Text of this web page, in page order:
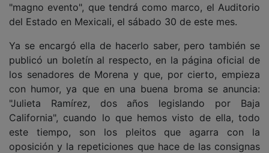
"magno evento", que tendrá como marco, el Auditorio
del Estado en Mexicali, el sábado 30 de este mes.
Ya se encargó ella de hacerlo saber, pero también se
publicó un boletín al respecto, en la página oficial de
los senadores de Morena y que, por cierto, empieza
con humor, ya que en una buena broma se anuncia:
"Julieta Ramírez, dos años legislando por Baja
California", cuando lo que hemos visto de ella, todo
este tiempo, son los pleitos que agarra con la
oposición y la repeticiones que hace de las consignas